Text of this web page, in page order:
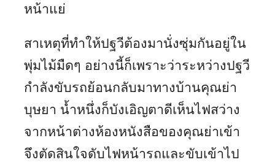
หน้าแย่
สาเหตุที่ทำให้ปฐวีต้องมานั่งซุ่มกันอยู่ใน
พุ่มไม้มืดๆ อย่างนี้ก็เพราะว่าระหว่างปฐวี
กำลังขับรถย้อนกลับมาทางบ้านคุณย่า
บุษยา น้ำหนึ่งก็บังเอิญตาดีเห็นไฟสว่าง
จากหน้าต่างห้องหนังสือของคุณย่าเข้า
จึงตัดสินใจดับไฟหน้ารถและขับเข้าไป